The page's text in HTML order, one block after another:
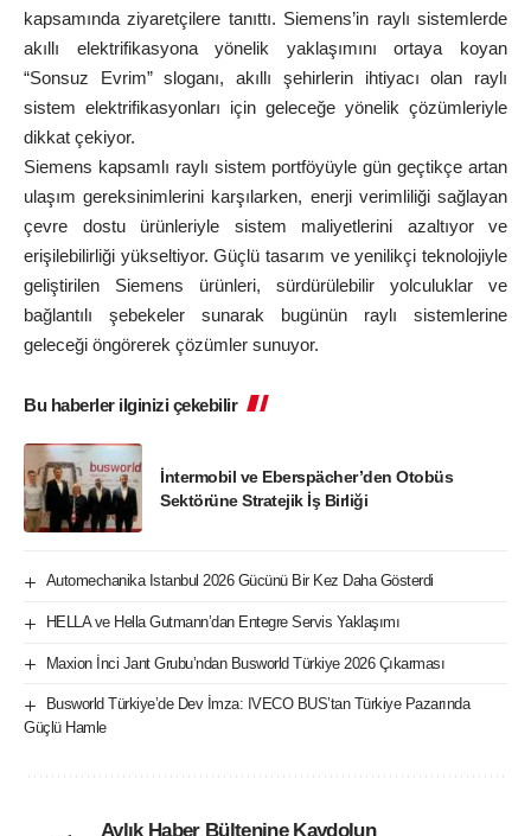
kapsamında ziyaretçilere tanıttı. Siemens’in raylı sistemlerde
akıllı elektrifikasyona yönelik yaklaşımını ortaya koyan
“Sonsuz Evrim” sloganı, akıllı şehirlerin ihtiyacı olan raylı
sistem elektrifikasyonları için geleceğe yönelik çözümleriyle
dikkat çekiyor.
Siemens kapsamlı raylı sistem portföyüyle gün geçtikçe artan
ulaşım gereksinimlerini karşılarken, enerji verimliliği sağlayan
çevre dostu ürünleriyle sistem maliyetlerini azaltıyor ve
erişilebilirliği yükseltiyor. Güçlü tasarım ve yenilikçi teknolojiyle
geliştirilen Siemens ürünleri, sürdürülebilir yolculuklar ve
bağlantılı şebekeler sunarak bugünün raylı sistemlerine
geleceği öngörerek çözümler sunuyor.
Bu haberler ilginizi çekebilir
İntermobil ve Eberspächer’den Otobüs
Sektörüne Stratejik İş Birliği
Automechanika Istanbul 2026 Gücünü Bir Kez Daha Gösterdi
HELLA ve Hella Gutmann’dan Entegre Servis Yaklaşımı
Maxion İnci Jant Grubu’ndan Busworld Türkiye 2026 Çıkarması
Busworld Türkiye’de Dev İmza: IVECO BUS’tan Türkiye Pazarında
Güçlü Hamle
Aylık Haber Bültenine Kaydolun